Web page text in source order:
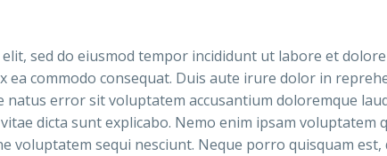
sed do eiusmod tempor incididunt ut labore et
commodo consequat. Duis aute irure dolor in
error sit voluptatem accusantium doloremque
dicta sunt explicabo. Nemo enim ipsam
voluptatem sequi nesciunt. Neque porro quisquam